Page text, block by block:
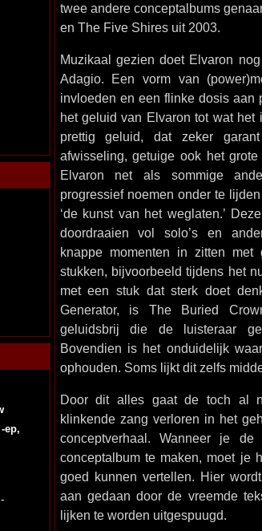
ep,
twee andere conceptalbums
en The Five Shires uit 2003.
Muzikaal gezien doet Elvaron
Adagio. Een vorm van
invloeden en een flinke dosis aan
het geluid van Elvaron tot wat
prettig geluid, dat zeker
afwisseling, getuige ook het
Elvaron net als sommige
progressief noemen onder te
‘de kunst van het weglaten.’
doordraaien vol solo’s en
knappe momenten in zitten met
stukken, bijvoorbeeld tijdens het
met een stuk dat sterk doet
Generator, is The Buried
geluidsbrij die de luisteraar
Bovendien is het onduidelijk
ophouden. Soms lijkt dit zelfs
Door dit alles gaat de toch al
klinkende zang verloren in het
conceptverhaal. Wanneer je
conceptalbum te maken, moet je
goed kunnen vertellen. Hier
aan gedaan door de vreemde
lijken te worden uitgespuugd.